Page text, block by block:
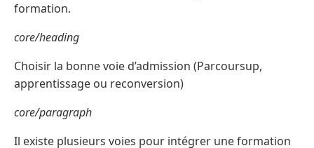
formation.
core/heading
Choisir la bonne voie d’admission (Parcoursup,
apprentissage ou reconversion)
core/paragraph
Il existe plusieurs voies pour intégrer une formation